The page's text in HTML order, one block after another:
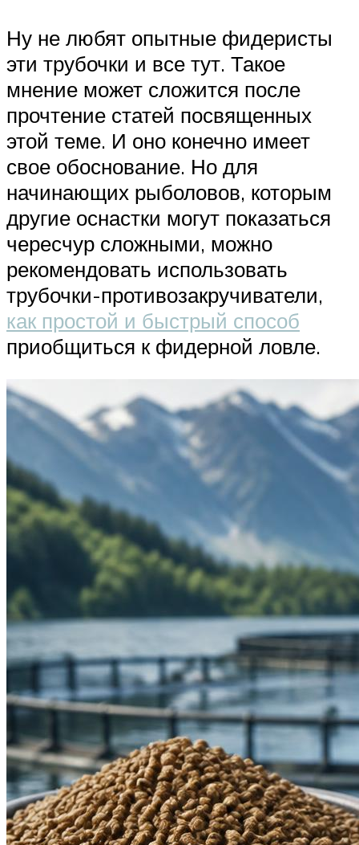
Ну не любят опытные фидеристы
эти трубочки и все тут. Такое
мнение может сложится после
прочтение статей посвященных
этой теме. И оно конечно имеет
свое обоснование. Но для
начинающих рыболовов, которым
другие оснастки могут показаться
чересчур сложными, можно
рекомендовать использовать
трубочки-противозакручиватели,
как простой и быстрый способ
приобщиться к фидерной ловле.